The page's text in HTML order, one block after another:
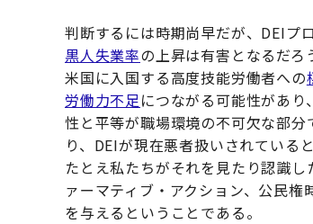
判断するには時期尚早だが、DEIプ
黒人失業率の上昇は有害となるだ
米国に入国する高度技能労働者への
労働力不足につながる可能性があ
性と平等が職場環境の不可欠な部
り、DEIが現在悪者扱いされている
たとえ私たちがそれを見たり認識
ァーマティブ・アクション、公民
を与えるということである。